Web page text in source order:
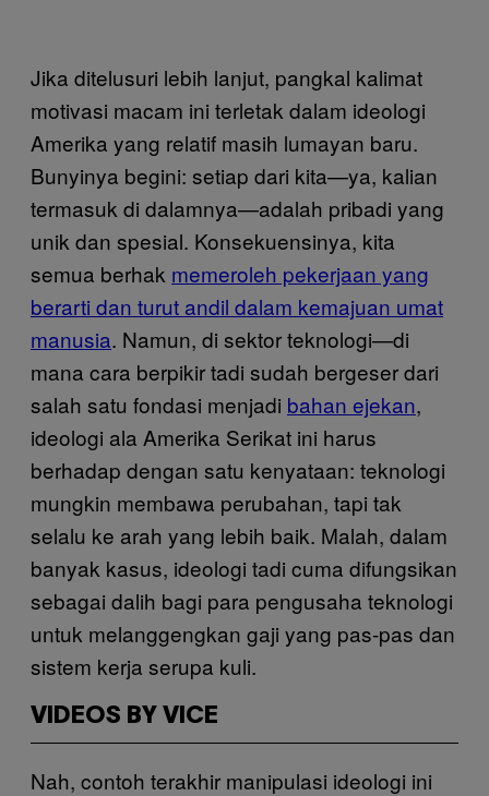
Jika ditelusuri lebih lanjut, pangkal kalimat
motivasi macam ini terletak dalam ideologi
Amerika yang relatif masih lumayan baru.
Bunyinya begini: setiap dari kita—ya, kalian
termasuk di dalamnya—adalah pribadi yang
unik dan spesial. Konsekuensinya, kita
semua berhak memeroleh pekerjaan yang
berarti dan turut andil dalam kemajuan umat
manusia. Namun, di sektor teknologi—di
mana cara berpikir tadi sudah bergeser dari
salah satu fondasi menjadi bahan ejekan,
ideologi ala Amerika Serikat ini harus
berhadap dengan satu kenyataan: teknologi
mungkin membawa perubahan, tapi tak
selalu ke arah yang lebih baik. Malah, dalam
banyak kasus, ideologi tadi cuma difungsikan
sebagai dalih bagi para pengusaha teknologi
untuk melanggengkan gaji yang pas-pas dan
sistem kerja serupa kuli.
VIDEOS BY VICE
Nah, contoh terakhir manipulasi ideologi ini